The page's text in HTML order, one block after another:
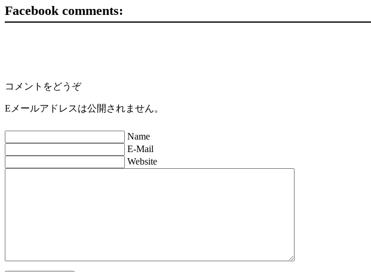
Facebook comments:
コメントをどうぞ
Eメールアドレスは公開されません。
Name
E-Mail
Website